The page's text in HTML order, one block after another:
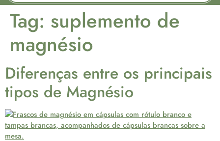
Tag: suplemento de
magnésio
Diferenças entre os principais
tipos de Magnésio